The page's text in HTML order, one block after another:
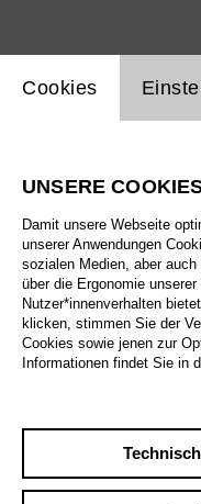
Biographie
Spielplan
Einstellung
Cookies
UNSERE
Damit unsere Webseite
unserer Anwendungen
sozialen Medien, aber
über die Ergonomie
Nutzer*innenverhalten
klicken, stimmen Sie der
Cookies sowie jenen zur
Informationen findet Sie in